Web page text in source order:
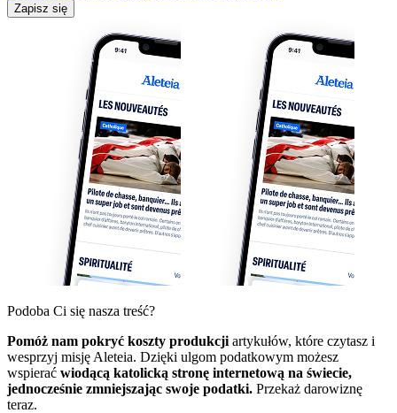
Zapisz się
Podoba Ci się nasza treść?
Pomóż nam pokryć koszty produkcji artykułów, które czytasz i
wesprzyj misję Aleteia. Dzięki ulgom podatkowym możesz
wspierać wiodącą katolicką stronę internetową na świecie,
jednocześnie zmniejszając swoje podatki. Przekaż darowiznę
teraz.